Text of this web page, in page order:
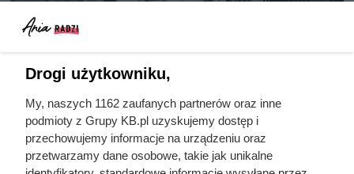
liczby ludzi niż Hitler i Stalin
razem wzięci. Mimo to czczą go
jako bohatera
Drogi użytkowniku,
My, naszych 1162 zaufanych partnerów oraz inne
podmioty z Grupy KB.pl uzyskujemy dostęp i
przechowujemy informacje na urządzeniu oraz
przetwarzamy dane osobowe, takie jak unikalne